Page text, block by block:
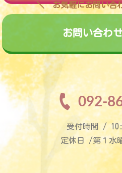
お気軽にお問い合
お問い合わ
092-
受付時間 /
定休日 /第１水